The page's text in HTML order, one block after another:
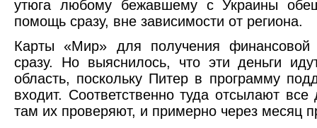
утюга любому бежавшему с Украины
помощь сразу, вне зависимости от региона.
Карты «Мир» для получения
сразу. Но выяснилось, что эти деньги
область, поскольку Питер в программу
входит. Соответственно туда отсылают
там их проверяют, и примерно через месяц